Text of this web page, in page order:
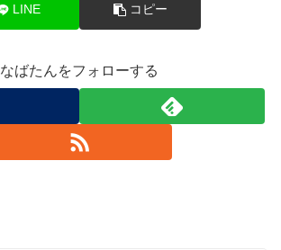
LINE コピー
なばたんをフォローする